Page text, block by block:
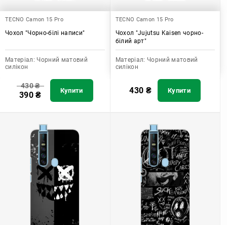
TECNO Camon 15 Pro
Чохол "Чорно-білі написи"
Матеріал: Чорний матовий
силікон
430₴
390₴ Купити
TECNO Camon 15 Pro
Чохол "Jujutsu Kaisen чорно-
білий арт"
Матеріал: Чорний матовий
силікон
430 ₴ Купити